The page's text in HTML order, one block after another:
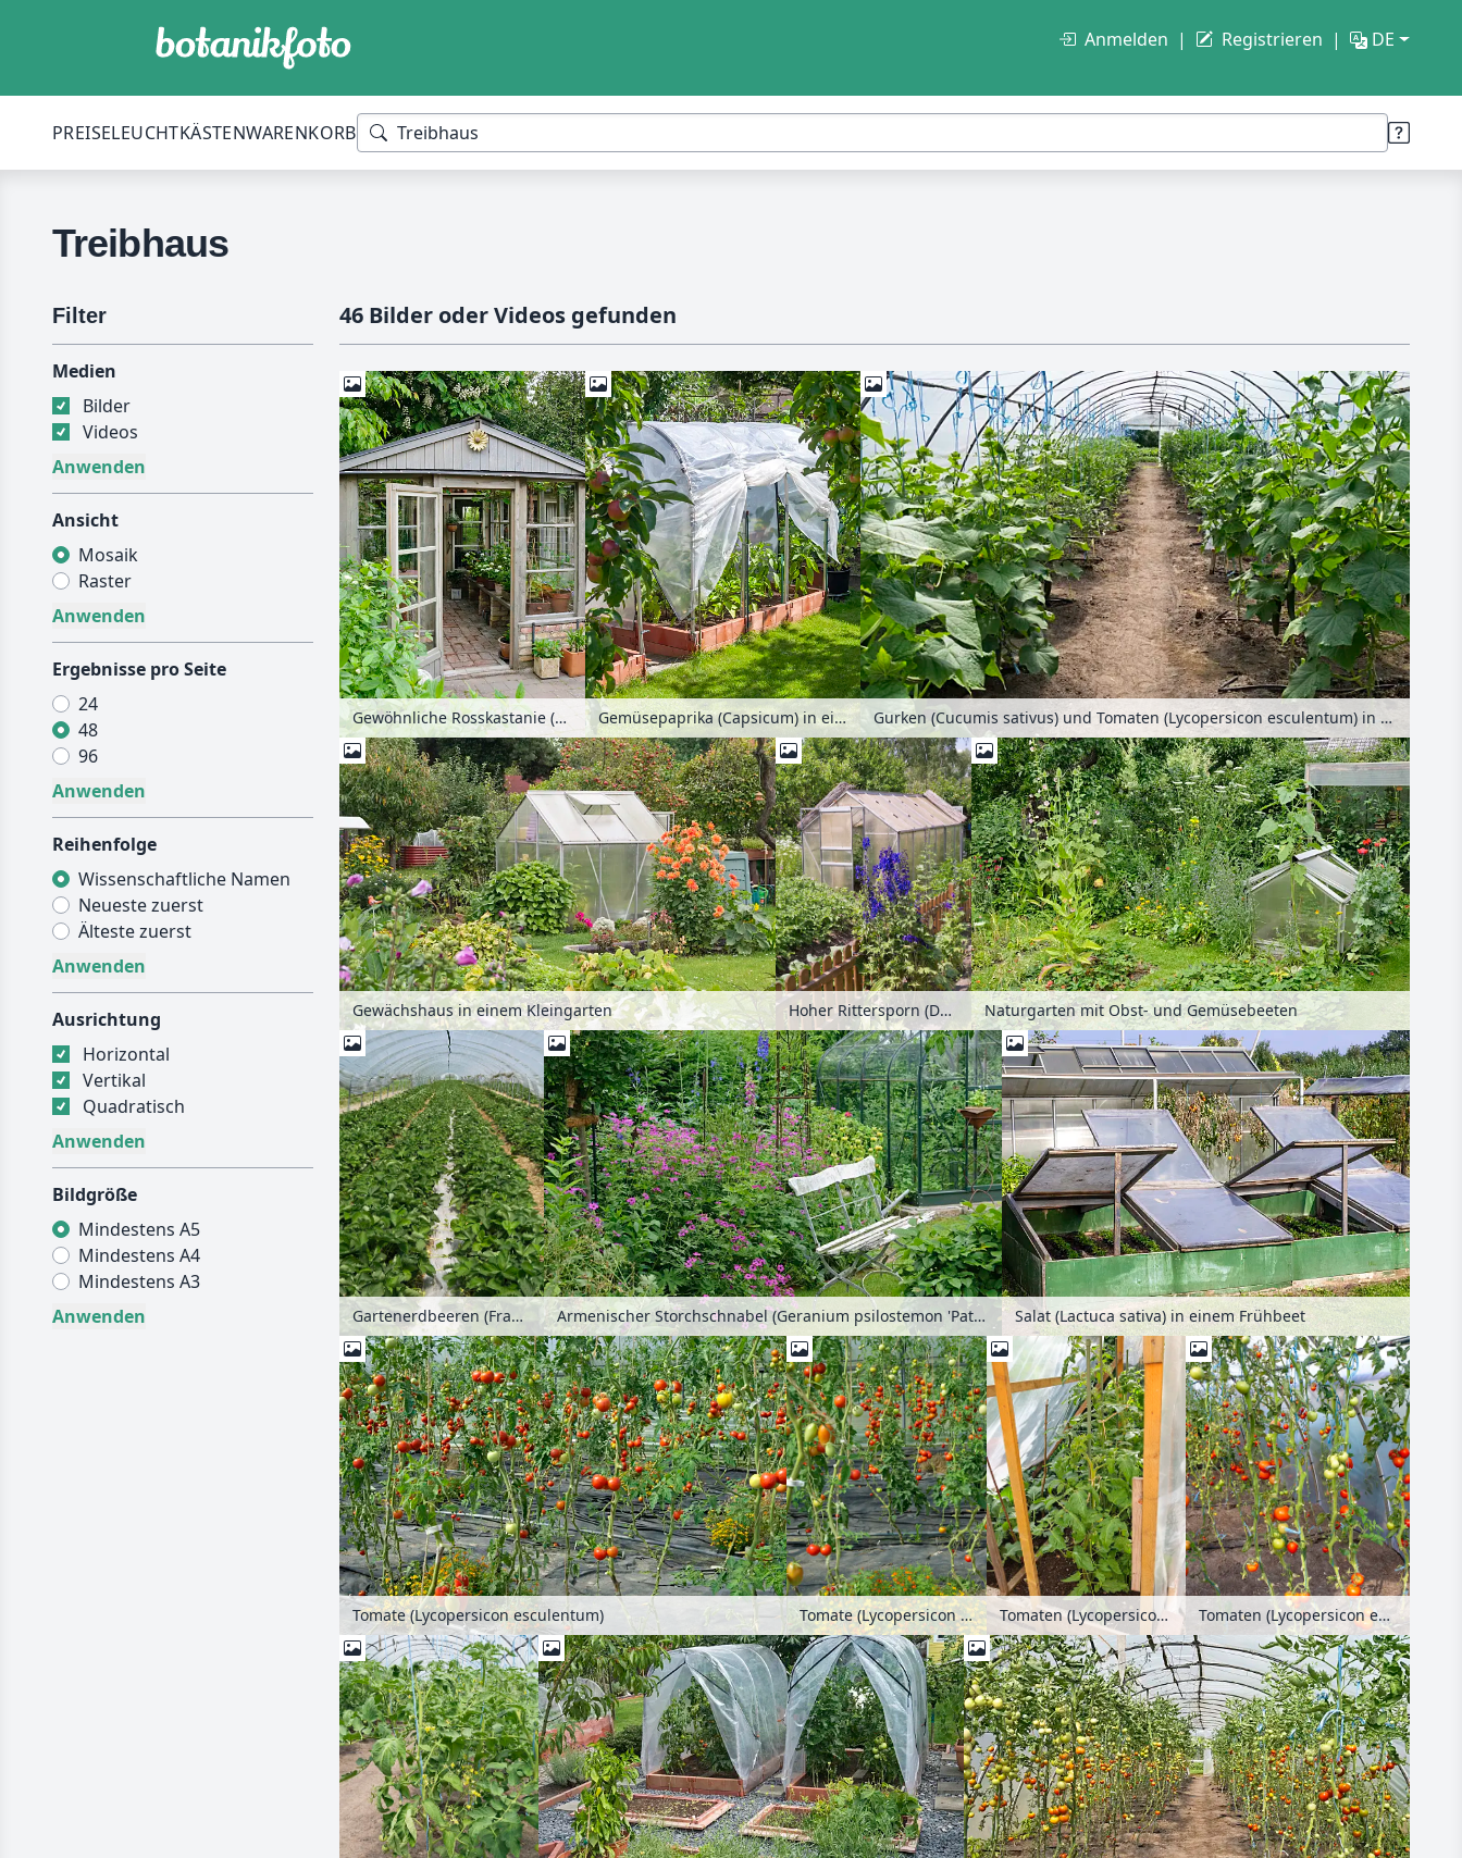
Anmelden Registrieren DE
PREISELEUCHTKÄSTENWARENKORB
Treibhaus
Filter
Medien
Bilder
Videos
Ansicht
Mosaik
Raster
Ergebnisse pro Seite
24
48
96
Reihenfolge
Wissenschaftliche Namen
Neueste zuerst
Älteste zuerst
Ausrichtung
Horizontal
Vertikal
Quadratisch
Bildgröße
Mindestens A5
Mindestens A4
Mindestens A3
46 Bilder oder Videos gefunden
Gewöhnliche Rosskastanie (Aesculus hippocastanum) über einem Gewächshaus aus Holz mit Sockel, Fußboden und Tischbeinen aus roten Ziegelsteinen Gemüsepaprika (Capsicum) in einem Foliengewächshaus Gurken (Cucumis sativus) und Tomaten (Lycopersicon esculentum) in einem Foliengewächshaus
Gewächshaus in einem Kleingarten Hoher Rittersporn (Delphinium elatum) vor einem Gewächshaus Naturgarten mit Obst- und Gemüsebeeten
Gartenerdbeeren (Fragaria x ananassa) in einem Foliengewächshaus Armenischer Storchschnabel (Geranium psilostemon 'Patricia'), Russel-Brandkraut (Phlomis russeliana) und Hoher Rittersporn (Delphinium elatum) Salat (Lactuca sativa) in einem Frühbeet
Tomate (Lycopersicon esculentum) Tomate (Lycopersicon esculentum) Tomaten (Lycopersicon esculentum) in einem Foliengewächshaus Tomaten (Lycopersicon esculentum) in einem Gewächshaus